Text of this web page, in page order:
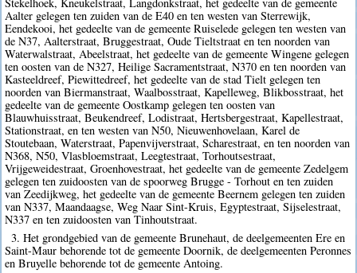
Aalter gelegen ten zuiden van de E40 en ten westen van Sterrewijk,
Eendekooi, het gedeelte van de gemeente Ruiselede gelegen ten westen van
de N37, Aalterstraat, Bruggestraat, Oude Tieltstraat en ten noorden van
Waterwalstraat, Abeelstraat, het gedeelte van de gemeente Wingene gelegen
ten oosten van de N327, Heilige Sacramentstraat, N370 en ten noorden van
Kasteeldreef, Piewittedreef, het gedeelte van de stad Tielt gelegen ten
noorden van Biermanstraat, Waalbosstraat, Kapelleweg, Blikbosstraat, het
gedeelte van de gemeente Oostkamp gelegen ten oosten van
Blauwhuisstraat, Beukendreef, Lodistraat, Hertsbergestraat, Kapellestraat,
Stationstraat, en ten westen van N50, Nieuwenhovelaan, Karel de
Stoutebaan, Waterstraat, Papenvijverstraat, Scharestraat, en ten noorden van
N368, N50, Vlasbloemstraat, Leegtestraat, Torhoutsestraat,
Vrijgeweidestraat, Groenhovestraat, het gedeelte van de gemeente Zedelgem
gelegen ten zuidoosten van de spoorweg Brugge - Torhout en ten zuiden
van Zeedijkweg, het gedeelte van de gemeente Beernem gelegen ten zuiden
van N337, Maandaagse, Weg Naar Sint-Kruis, Egyptestraat, Sijselestraat,
N337 en ten zuidoosten van Tinhoutstraat.
3. Het grondgebied van de gemeente Brunehaut, de deelgemeenten Ere en
Saint-Maur behorende tot de gemeente Doornik, de deelgemeenten Peronnes
en Bruyelle behorende tot de gemeente Antoing.